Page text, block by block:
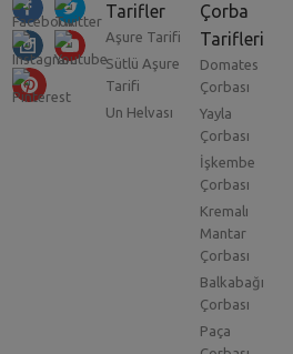
Tarifler
Aşure Tarifi
Sütlü Aşure
Tarifi
Un Helvası
Çorba
Tarifleri
Domates
Çorbası
Yayla
Çorbası
İşkembe
Çorbası
Kremalı
Mantar
Çorbası
Balkabağı
Çorbası
Paça